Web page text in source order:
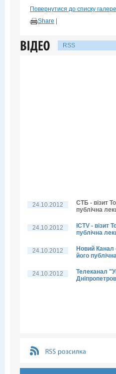
Повернутися до списку
Share
RSS
24.10.2012
СТБ - візит
публічна
24.10.2012
ICTV - візит
публічна
24.10.2012
Новий Канал
його
24.10.2012
Телеканал